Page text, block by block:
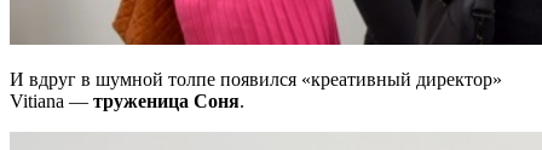
И вдруг в шумной толпе появился «креативный директор»
Vitiana — труженица Соня.